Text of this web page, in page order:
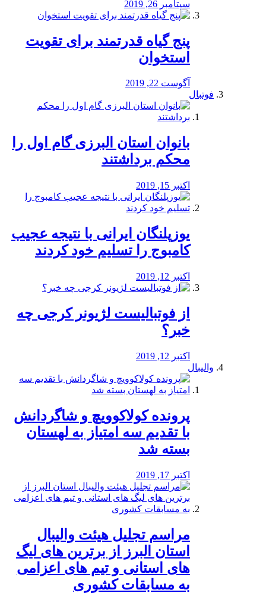
سپتامبر 26, 2019
پنج گیاه قدرتمند برای تقویت
استخوان
آگوست 22, 2019
فوتبال
بانوان استان البرزی گام اول را
محكم برداشتند
اکتبر 15, 2019
یوزپلنگان ایرانی با نتیجه عجیب
کامبوج را تسلیم خود کردند
اکتبر 12, 2019
از فوتبالیست لژیونر کرجی چه
خبر؟
اکتبر 12, 2019
والیبال
پرونده کولاکوویچ و شاگردانش
با تقدیم سه امتیاز به لهستان
بسته شد
اکتبر 17, 2019
مراسم تجلیل هیئت والیبال
استان البرز از برترین های لیگ
های استانی و تیم های اعزامی
به مسابقات کشوری